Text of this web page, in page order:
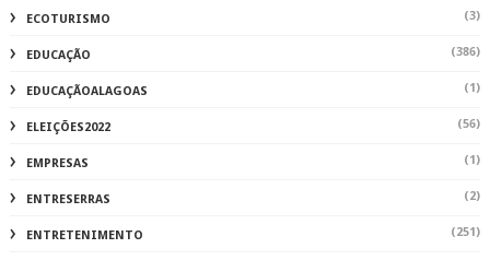
ECOTURISMO (3)
EDUCAÇÃO (386)
EDUCAÇÃOALAGOAS (1)
ELEIÇÕES2022 (56)
EMPRESAS (1)
ENTRESERRAS (2)
ENTRETENIMENTO (251)